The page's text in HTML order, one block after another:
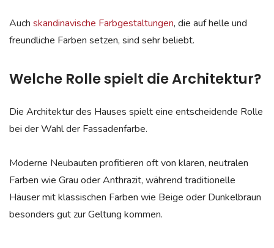
Auch skandinavische Farbgestaltungen, die auf helle und
freundliche Farben setzen, sind sehr beliebt.
Welche Rolle spielt die Architektur?
Die Architektur des Hauses spielt eine entscheidende Rolle
bei der Wahl der Fassadenfarbe.
Moderne Neubauten profitieren oft von klaren, neutralen
Farben wie Grau oder Anthrazit, während traditionelle
Häuser mit klassischen Farben wie Beige oder Dunkelbraun
besonders gut zur Geltung kommen.